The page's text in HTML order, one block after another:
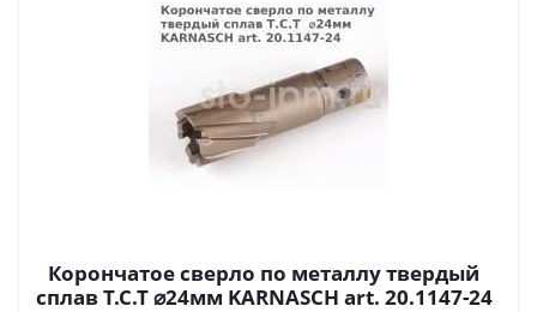
Корончатое сверло по металлу твердый
сплав Т.С.Т ⌀24мм KARNASCH art. 20.1147-24